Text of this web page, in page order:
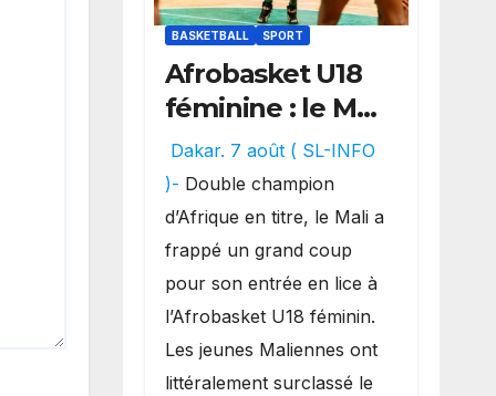
BASKETBALL SPORT
Afrobasket U18
féminine : le Mali
réalise un
véritable festival
offensif et
inflige une
lourde défaite
au Bénin.
Dakar. 7 août ( SL-INFO
)- Double champion
d’Afrique en titre, le Mali a
frappé un grand coup
pour son entrée en lice à
l’Afrobasket U18 féminin.
Les jeunes Maliennes ont
littéralement surclassé le